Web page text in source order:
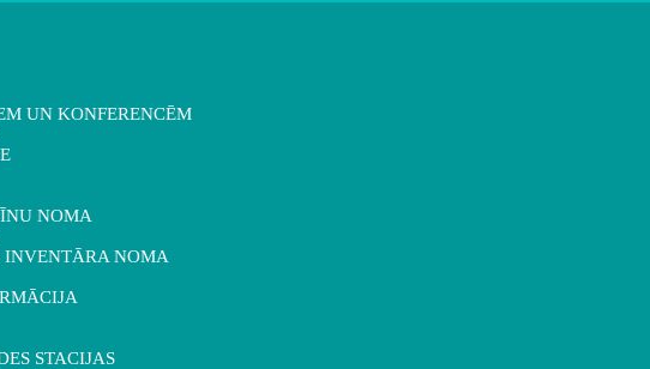
UN KONFERENCĒM
NOMA
INVENTĀRA NOMA
STACIJAS